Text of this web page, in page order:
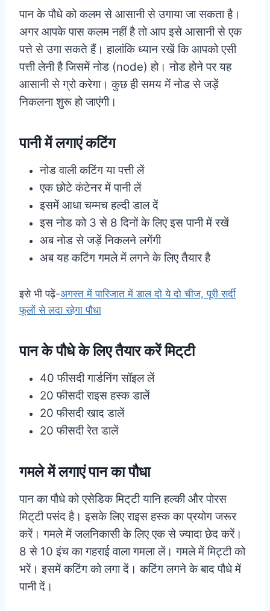
पान के पौधे को कलम से आसानी से उगाया जा सकता है।
अगर आपके पास कलम नहीं है तो आप इसे आसानी से एक
पत्ते से उगा सकते हैं। हालांकि ध्यान रखें कि आपको एसी
पत्ती लेनी है जिसमें नोड (node) हो। नोड होने पर यह
आसानी से ग्रो करेगा। कुछ ही समय में नोड से जड़ें
निकलना शुरू हो जाएंगी।
पानी में लगाएं कटिंग
नोड वाली कटिंग या पत्ती लें
एक छोटे कंटेनर में पानी लें
इसमें आधा चम्मच हल्दी डाल दें
इस नोड को 3 से 8 दिनों के लिए इस पानी में रखें
अब नोड से जड़ें निकलने लगेंगी
अब यह कटिंग गमले में लगने के लिए तैयार है
इसे भी पढ़ें-अगस्त में पारिजात में डाल दो ये दो चीज, पूरी सर्दी
फूलों से लदा रहेगा पौधा
पान के पौधे के लिए तैयार करें मिट्‌टी
40 फीसदी गार्डनिंग सॉइल लें
20 फीसदी राइस हस्क डालें
20 फीसदी खाद डालें
20 फीसदी रेत डालें
गमले में लगाएं पान का पौधा
पान का पौधे को एसेडिक मिट्‌टी यानि हल्की और पोरस
मिट्‌टी पसंद है। इसके लिए राइस हस्क का प्रयोग जरूर
करें। गमले में जलनिकासी के लिए एक से ज्यादा छेद करें।
8 से 10 इंच का गहराई वाला गमला लें। गमले में मिट्टी को
भरें। इसमें कटिंग को लगा दें। कटिंग लगने के बाद पौधे में
पानी दें।